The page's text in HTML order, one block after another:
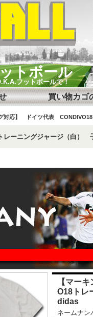
トボール
フットボールで！
買い物カゴ
グ対応】 ドイツ代表
レーニングジャージ（白
【マー
O18ト
didas
ネームナン